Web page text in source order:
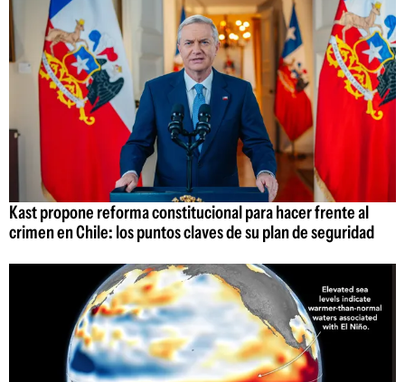
Kast propone reforma constitucional para hacer frente al
crimen en Chile: los puntos claves de su plan de seguridad